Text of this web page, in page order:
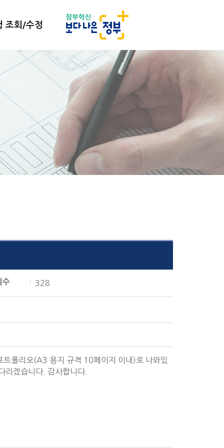
조회/수정
수 328
폴리오(A3 용지 규격 10페이지 이내)로 나와있
리겠습니다. 감사합니다.